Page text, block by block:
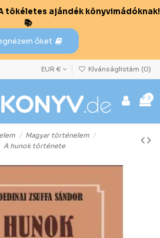
tökéletes ajándék könyvimádóknak!
📚
őket
EUR € Kívánságlistám (0)
0
Magyar történelem
A hunok története